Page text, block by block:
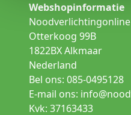
Webshopinformatie
Noodverlichtingonline
Otterkoog 99B
1822BX Alkmaar
Nederland
Bel ons: 085-0495128
E-mail ons:
Kvk: 37163433